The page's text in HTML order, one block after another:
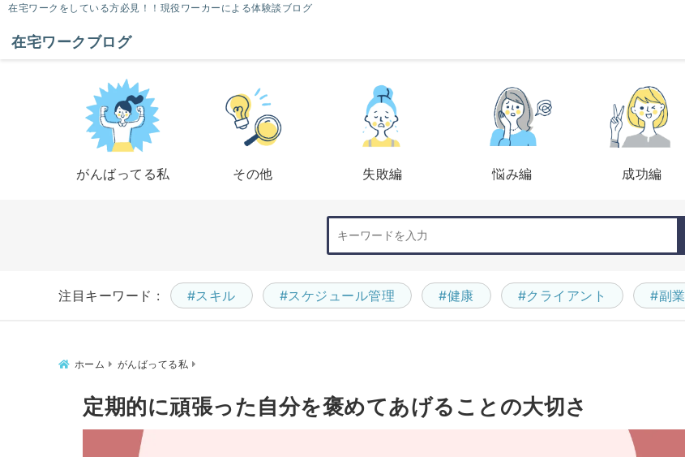
在宅ワークをしている方必見！！現役ワーカーによる体験談ブログ
在宅ワークブログ
がんばってる私 その他 失敗編 悩み編 成功編
注目キーワード : #スキル #スケジュール管理 #健康 #クライアント #副業
ホーム がんばってる私
定期的に頑張った自分を褒めてあげることの大切さ